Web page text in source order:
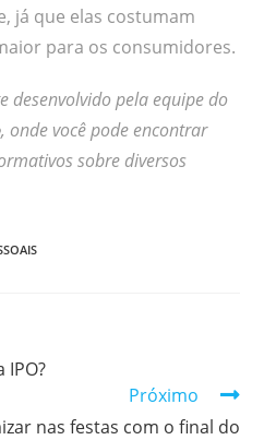
já que elas costumam
para os consumidores.
desenvolvido pela equipe do
, onde você pode encontrar
sobre diversos
IPO?
Próximo
nas festas com o final do